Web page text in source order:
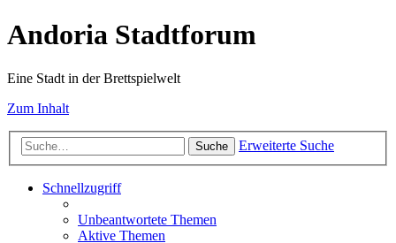
Andoria Stadtforum
Eine Stadt in der Brettspielwelt
Zum Inhalt
Suche Erweiterte Suche
Schnellzugriff
Unbeantwortete Themen
Aktive Themen